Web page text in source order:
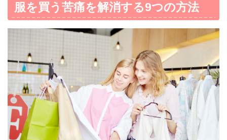
服を買う苦痛を解消する9つの方法